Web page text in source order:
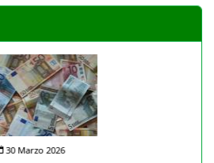
30 Marzo 2026